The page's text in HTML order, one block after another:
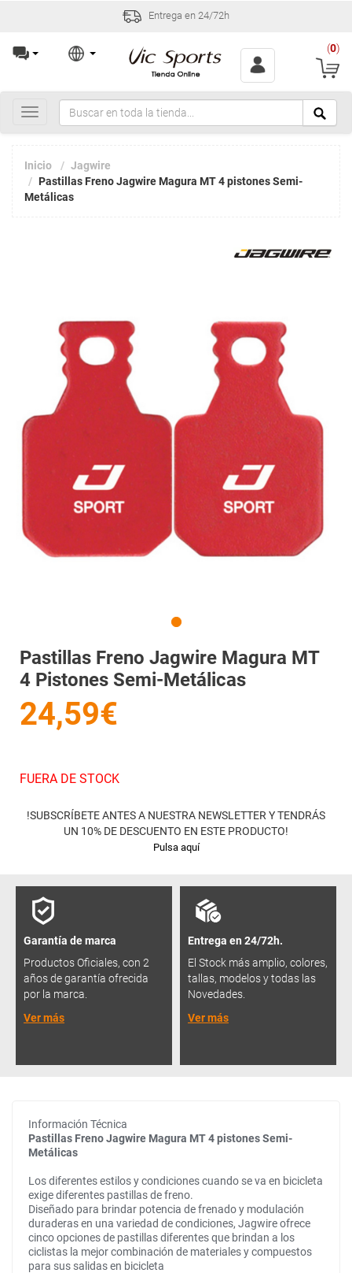
Entrega en 24/72h
(0)
Toggle
navigation
Inicio
Jagwire
Pastillas Freno Jagwire Magura MT 4 pistones Semi-
Metálicas
Pastillas Freno Jagwire Magura MT
4 Pistones Semi-Metálicas
24,59€
FUERA DE STOCK
!SUBSCRÍBETE ANTES A NUESTRA NEWSLETTER Y TENDRÁS
UN 10% DE DESCUENTO EN ESTE PRODUCTO!
Pulsa aquí
Garantía de marca
Productos Oficiales, con 2
años de garantía ofrecida
por la marca.
Ver más
Entrega en 24/72h.
El Stock más amplio, colores,
tallas, modelos y todas las
Novedades.
Ver más
Información Técnica
Pastillas Freno Jagwire Magura MT 4 pistones Semi-
Metálicas
Los diferentes estilos y condiciones cuando se va en bicicleta
exige diferentes pastillas de freno.
Diseñado para brindar potencia de frenado y modulación
duraderas en una variedad de condiciones, Jagwire ofrece
cinco opciones de pastillas diferentes que brindan a los
ciclistas la mejor combinación de materiales y compuestos
para sus salidas en bicicleta